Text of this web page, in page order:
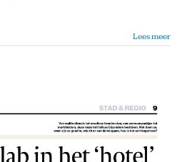
Lees meer